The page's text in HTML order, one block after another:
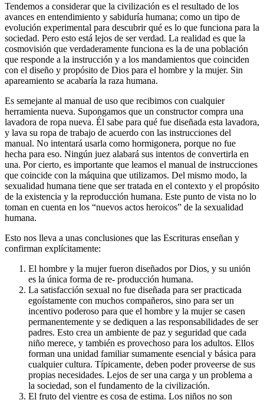
Tendemos a considerar que la civilización es el resultado de los
avances en entendimiento y sabiduría humana; como un tipo de
evolución experimental para descubrir qué es lo que funciona para la
sociedad. Pero esto está lejos de ser verdad. La realidad es que la
cosmovisión que verdaderamente funciona es la de una población
que responde a la instrucción y a los mandamientos que coinciden
con el diseño y propósito de Dios para el hombre y la mujer. Sin
apareamiento se acabaría la raza humana.
Es semejante al manual de uso que recibimos con cualquier
herramienta nueva. Supongamos que un constructor compra una
lavadora de ropa nueva. Él sabe para qué fue diseñada esta lavadora,
y lava su ropa de trabajo de acuerdo con las instrucciones del
manual. No intentará usarla como hormigonera, porque no fue
hecha para eso. Ningún juez alabará sus intentos de convertirla en
una. Por cierto, es importante que leamos el manual de instrucciones
que coincide con la máquina que utilizamos. Del mismo modo, la
sexualidad humana tiene que ser tratada en el contexto y el propósito
de la existencia y la reproducción humana. Este punto de vista no lo
toman en cuenta en los “nuevos actos heroicos” de la sexualidad
humana.
Esto nos lleva a unas conclusiones que las Escrituras enseñan y
confirman explícitamente:
El hombre y la mujer fueron diseñados por Dios, y su unión
es la única forma de re- producción humana.
La satisfacción sexual no fue diseñada para ser practicada
egoístamente con muchos compañeros, sino para ser un
incentivo poderoso para que el hombre y la mujer se casen
permanentemente y se dediquen a las responsabilidades de ser
padres. Esto crea un ambiente de paz y seguridad que cada
niño merece, y también es provechoso para los adultos. Ellos
forman una unidad familiar sumamente esencial y básica para
cualquier cultura. Típicamente, deben poder proveerse de sus
propias necesidades. Lejos de ser una carga y un problema a
la sociedad, son el fundamento de la civilización.
El fruto del vientre es cosa de estima. Los niños no son